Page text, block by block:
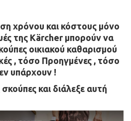
χρόνου και κόστους μόνο
της Kärcher μπορούν να
οικιακού καθαρισμού
, τόσο Προηγμένες , τόσο
υπάρχουν !
και διάλεξε αυτή